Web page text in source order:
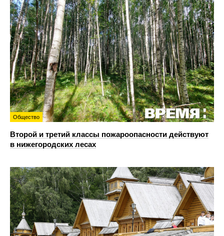
Общество
Второй и третий классы пожароопасности действуют
в нижегородских лесах